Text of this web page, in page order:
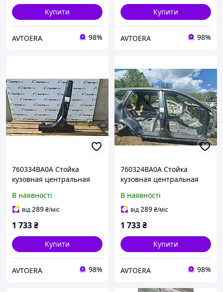
Купити
AVTOERA 98%
Купити
AVTOERA 98%
760334BA0A Стойка
кузовная центральная
замята в нижней части,
царапины на кузове
В наявності
від289₴/міс
1 733₴
Купити
AVTOERA 98%
760324BA0A Стойка
кузовная центральная
вмятины на кузове, с
куском батона
В наявності
від289₴/міс
1 733₴
Купити
AVTOERA 98%